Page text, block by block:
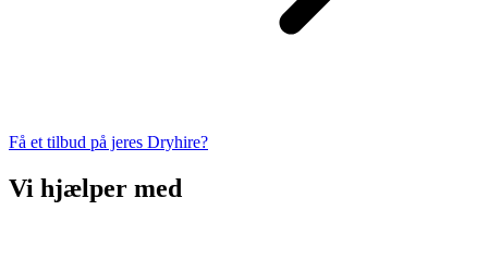
Få et tilbud på jeres Dryhire?
Vi hjælper med